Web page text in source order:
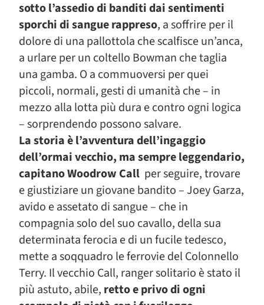
sotto l’assedio di banditi dai sentimenti
sporchi di sangue rappreso, a soffrire per il
dolore di una pallottola che scalfisce un’anca,
a urlare per un coltello Bowman che taglia
una gamba. O a commuoversi per quei
piccoli, normali, gesti di umanità che – in
mezzo alla lotta più dura e contro ogni logica
– sorprendendo possono salvare.
La storia è l’avventura dell’ingaggio
dell’ormai vecchio, ma sempre leggendario,
capitano Woodrow Call per seguire, trovare
e giustiziare un giovane bandito – Joey Garza,
avido e assetato di sangue – che in
compagnia solo del suo cavallo, della sua
determinata ferocia e di un fucile tedesco,
mette a soqquadro le ferrovie del Colonnello
Terry. Il vecchio Call, ranger solitario è stato il
più astuto, abile, retto e privo di ogni